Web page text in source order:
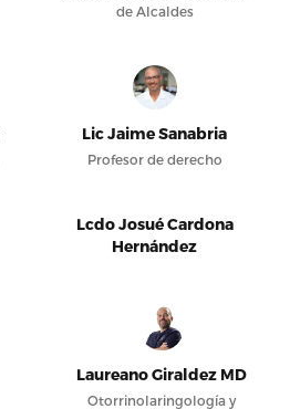
de Alcaldes
Lic Jaime Sanabria
Profesor de derecho
Lcdo Josué Cardona
Hernández
Laureano Giraldez MD
Otorrinolaringología y